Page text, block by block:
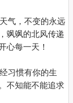
气，不变的永远
飒飒的北风传递
心每一天！
习惯有你的生
不知能不能追求